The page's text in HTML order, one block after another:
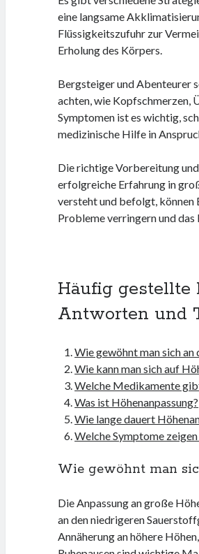
eine langsame
Flüssigkeitszufuhr zur
Erholung des Körpers.
Bergsteiger und Abenteurer
achten, wie Kopfschmerzen,
Symptomen ist es wichtig,
medizinische Hilfe in
Die richtige Vorbereitung
erfolgreiche Erfahrung in
versteht und befolgt, können
Probleme verringern und das
Häufig gestellte
Antworten und
Wie gewöhnt man sich an
Wie kann man sich auf
Welche Medikamente
Was ist Höhenanpassung?
Wie lange dauert
Welche Symptome
Wie gewöhnt man
Die Anpassung an große
an den niedrigeren
Annäherung an höhere